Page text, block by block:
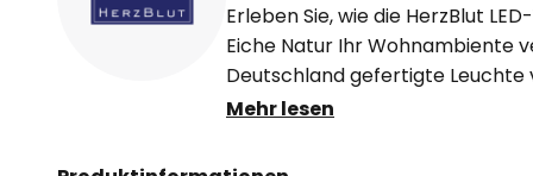
Erleben Sie, wie die HerzBlut
Eiche Natur Ihr Wohnambiente
Deutschland gefertigte
der Wärme natürlicher
Die integrierte LED-Lichtquelle
Mehr lesen